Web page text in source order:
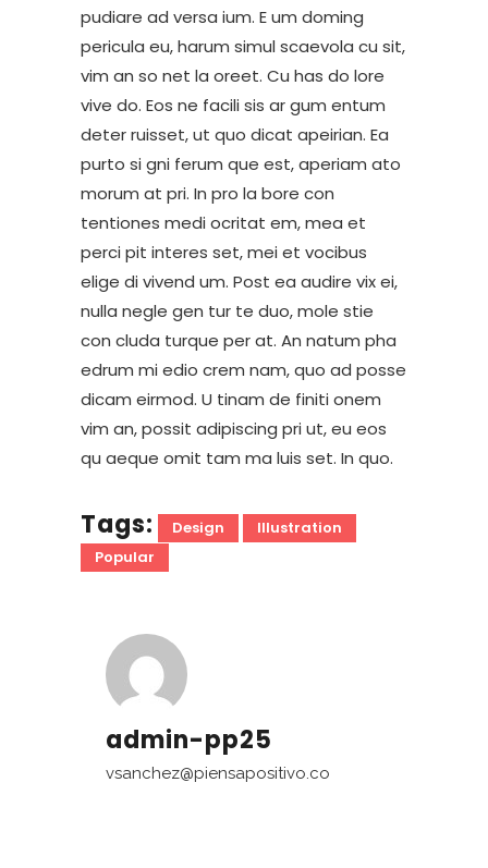
pudiare ad versa ium. E um doming
pericula eu, harum simul scaevola cu sit,
vim an so net la oreet. Cu has do lore
vive do. Eos ne facili sis ar gum entum
deter ruisset, ut quo dicat apeirian. Ea
purto si gni ferum que est, aperiam ato
morum at pri. In pro la bore con
tentiones medi ocritat em, mea et
perci pit interes set, mei et vocibus
elige di vivend um. Post ea audire vix ei,
nulla negle gen tur te duo, mole stie
con cluda turque per at. An natum pha
edrum mi edio crem nam, quo ad posse
dicam eirmod. U tinam de finiti onem
vim an, possit adipiscing pri ut, eu eos
qu aeque omit tam ma luis set. In quo.
Tags: Design
Illustration
Popular
admin-pp25
vsanchez@piensapositivo.co